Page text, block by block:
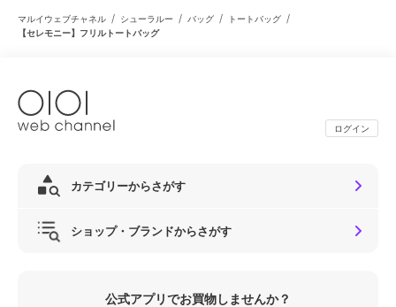
マルイウェブチャネル / シューラルー / バッグ / トートバッグ /
【セレモニー】フリルトートバッグ
ログイン
カテゴリーからさがす
ショップ・ブランドからさがす
公式アプリでお買物しませんか？